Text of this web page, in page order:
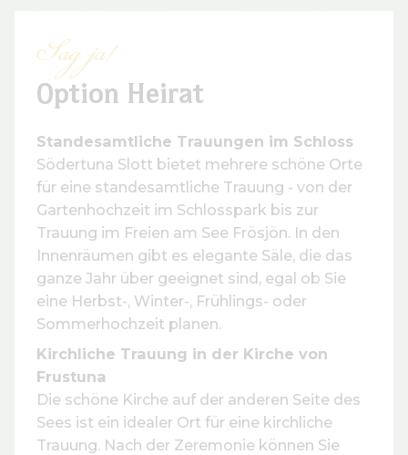
Sag ja!
Option Heirat
Standesamtliche Trauungen im Schloss
Södertuna Slott bietet mehrere schöne Orte
für eine standesamtliche Trauung - von der
Gartenhochzeit im Schlosspark bis zur
Trauung im Freien am See Frösjön. In den
Innenräumen gibt es elegante Säle, die das
ganze Jahr über geeignet sind, egal ob Sie
eine Herbst-, Winter-, Frühlings- oder
Sommerhochzeit planen.
Kirchliche Trauung in der Kirche von
Frustuna
Die schöne Kirche auf der anderen Seite des
Sees ist ein idealer Ort für eine kirchliche
Trauung. Nach der Zeremonie können Sie